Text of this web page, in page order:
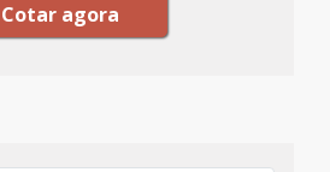
Cotar agora